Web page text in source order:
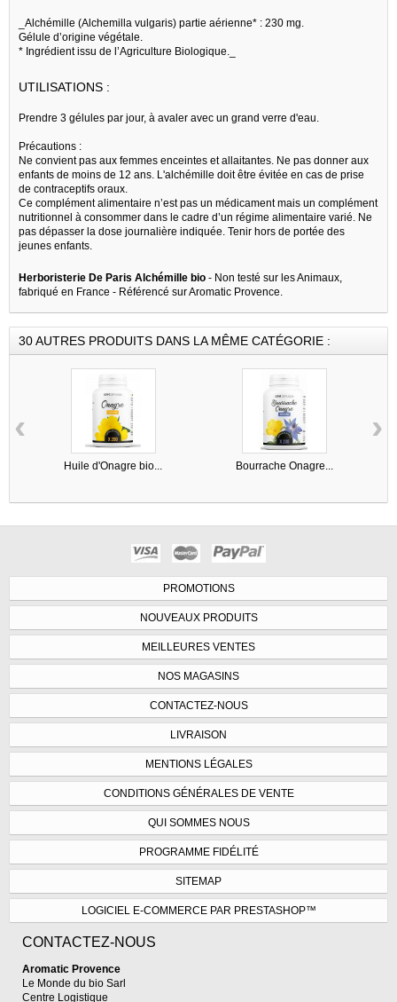
_Alchémille (Alchemilla vulgaris) partie aérienne* : 230 mg.
Gélule d’origine végétale.
* Ingrédient issu de l’Agriculture Biologique._
UTILISATIONS :
Prendre 3 gélules par jour, à avaler avec un grand verre d'eau.
Précautions :
Ne convient pas aux femmes enceintes et allaitantes. Ne pas donner aux
enfants de moins de 12 ans. L'alchémille doit être évitée en cas de prise
de contraceptifs oraux.
Ce complément alimentaire n’est pas un médicament mais un complément
nutritionnel à consommer dans le cadre d’un régime alimentaire varié. Ne
pas dépasser la dose journalière indiquée. Tenir hors de portée des
jeunes enfants.
Herboristerie De Paris Alchémille bio - Non testé sur les Animaux,
fabriqué en France - Référencé sur Aromatic Provence.
30 AUTRES PRODUITS DANS LA MÊME CATÉGORIE :
Huile d'Onagre bio... Bourrache Onagre...
‹ ›
PROMOTIONS
NOUVEAUX PRODUITS
MEILLEURES VENTES
NOS MAGASINS
CONTACTEZ-NOUS
LIVRAISON
MENTIONS LÉGALES
CONDITIONS GÉNÉRALES DE VENTE
QUI SOMMES NOUS
PROGRAMME FIDÉLITÉ
SITEMAP
LOGICIEL E-COMMERCE PAR PRESTASHOP™
CONTACTEZ-NOUS
Aromatic Provence
Le Monde du bio Sarl
Centre Logistique